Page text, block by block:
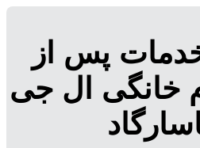
پس از
خانگی ال جی